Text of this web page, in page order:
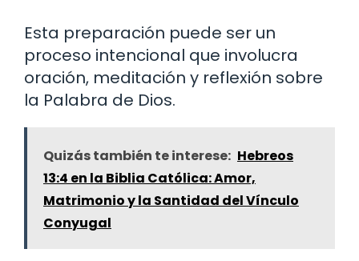
Esta preparación puede ser un
proceso intencional que involucra
oración, meditación y reflexión sobre
la Palabra de Dios.
Quizás también te interese: Hebreos
13:4 en la Biblia Católica: Amor,
Matrimonio y la Santidad del Vínculo
Conyugal